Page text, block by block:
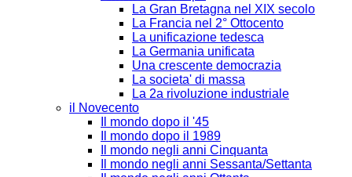
La Gran Bretagna nel XIX secolo
La Francia nel 2° Ottocento
La unificazione tedesca
La Germania unificata
Una crescente democrazia
La societa' di massa
La 2a rivoluzione industriale
il Novecento
Il mondo dopo il '45
Il mondo dopo il 1989
Il mondo negli anni Cinquanta
Il mondo negli anni Sessanta/Settanta